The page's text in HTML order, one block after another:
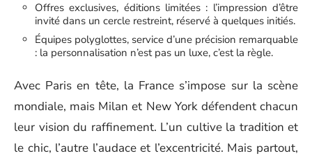
Offres exclusives, éditions limitées : l’impression d’être
invité dans un cercle restreint, réservé à quelques initiés.
Équipes polyglottes, service d’une précision remarquable
: la personnalisation n’est pas un luxe, c’est la règle.
Avec Paris en tête, la France s’impose sur la scène
mondiale, mais Milan et New York défendent chacun
leur vision du raffinement. L’un cultive la tradition et
le chic, l’autre l’audace et l’excentricité. Mais partout,